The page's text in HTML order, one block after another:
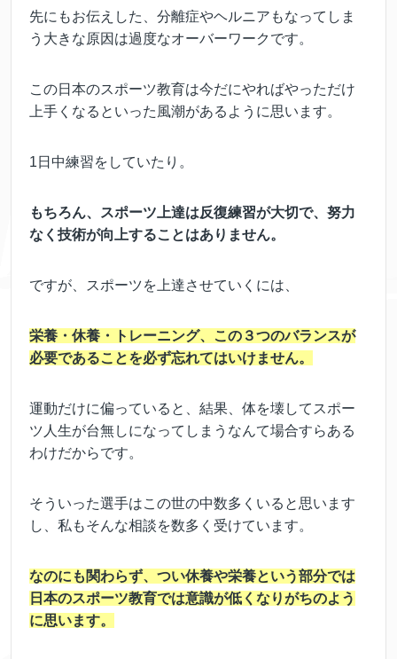
先にもお伝えした、分離症やヘルニアもなってしま
う大きな原因は過度なオーバーワークです。
この日本のスポーツ教育は今だにやればやっただけ
上手くなるといった風潮があるように思います。
1日中練習をしていたり。
もちろん、スポーツ上達は反復練習が大切で、努力
なく技術が向上することはありません。
ですが、スポーツを上達させていくには、
栄養・休養・トレーニング、この３つのバランスが
必要であることを必ず忘れてはいけません。
運動だけに偏っていると、結果、体を壊してスポー
ツ人生が台無しになってしまうなんて場合すらある
わけだからです。
そういった選手はこの世の中数多くいると思います
し、私もそんな相談を数多く受けています。
なのにも関わらず、つい休養や栄養という部分では
日本のスポーツ教育では意識が低くなりがちのよう
に思います。